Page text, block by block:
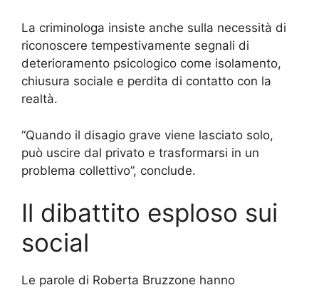
La criminologa insiste anche sulla necessità di
riconoscere tempestivamente segnali di
deterioramento psicologico come isolamento,
chiusura sociale e perdita di contatto con la
realtà.
“Quando il disagio grave viene lasciato solo,
può uscire dal privato e trasformarsi in un
problema collettivo”, conclude.
Il dibattito esploso sui
social
Le parole di Roberta Bruzzone hanno